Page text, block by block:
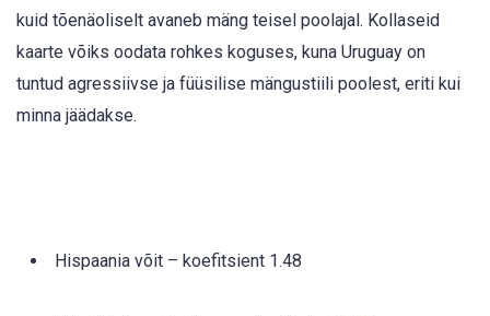
kuid tõenäoliselt avaneb mäng teisel poolajal. Kollaseid
kaarte võiks oodata rohkes koguses, kuna Uruguay on
tuntud agressiivse ja füüsilise mängustiili poolest, eriti kui
minna jäädakse.
Hispaania võit – koefitsient 1.48